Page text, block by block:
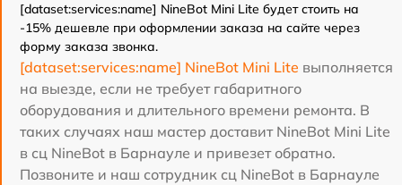
[dataset:services:name] NineBot Mini Lite будет стоить на
-15% дешевле при оформлении заказа на сайте через
форму заказа звонка.
[dataset:services:name] NineBot Mini Lite выполняется
на выезде, если не требует габаритного
оборудования и длительного времени ремонта. В
таких случаях наш мастер доставит NineBot Mini Lite
в сц NineBot в Барнауле и привезет обратно.
Позвоните и наш сотрудник сц NineBot в Барнауле